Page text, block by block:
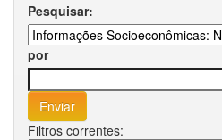
Pesquisar:
por
Filtros correntes: